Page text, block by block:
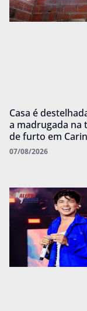
Casa é
a madrugada na
de furto em
07/08/2026